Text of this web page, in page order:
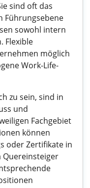
sind oft das
Führungsebene
sowohl intern
Flexible
möglich
Work-Life-
zu sein, sind in
und
Fachgebiet
können
oder Zertifikate in
Quereinsteiger